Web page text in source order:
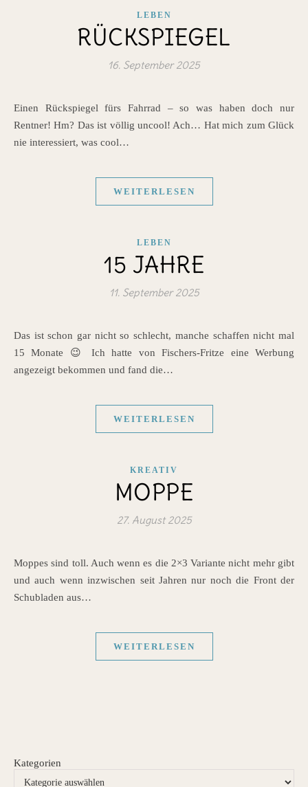
LEBEN
RÜCKSPIEGEL
16. September 2025
Einen Rückspiegel fürs Fahrrad – so was haben doch nur
Rentner! Hm? Das ist völlig uncool! Ach… Hat mich zum Glück
nie interessiert, was cool…
WEITERLESEN
LEBEN
15 JAHRE
11. September 2025
Das ist schon gar nicht so schlecht, manche schaffen nicht mal
15 Monate 😉 Ich hatte von Fischers-Fritze eine Werbung
angezeigt bekommen und fand die…
WEITERLESEN
KREATIV
MOPPE
27. August 2025
Moppes sind toll. Auch wenn es die 2×3 Variante nicht mehr gibt
und auch wenn inzwischen seit Jahren nur noch die Front der
Schubladen aus…
WEITERLESEN
Kategorien